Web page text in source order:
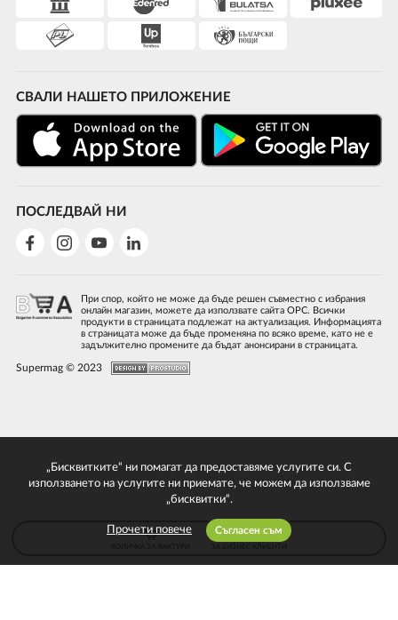
СВАЛИ НАШЕТО ПРИЛОЖЕНИЕ
ПОСЛЕДВАЙ НИ
При спор, който не може да бъде решен съвместно с избрания
онлайн магазин, можете да използвате сайта ОРС. Всички
продукти в страницата подлежат на актуализация. Информацията
в страницата може да бъде променяна по всяко време, като не е
задължително промените да бъдат анонсирани в страницата.
Supermag © 2023
„Бисквитките“ ни помагат да предоставяме услугите си. С
използването на услугите ни приемате, че можем да използваме
„бисквитки“.
Прочети повече Съгласен съм